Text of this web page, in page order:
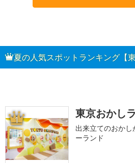
夏の人気スポットランキング【東
1 東京おかし
出来立てのおか
ーランド